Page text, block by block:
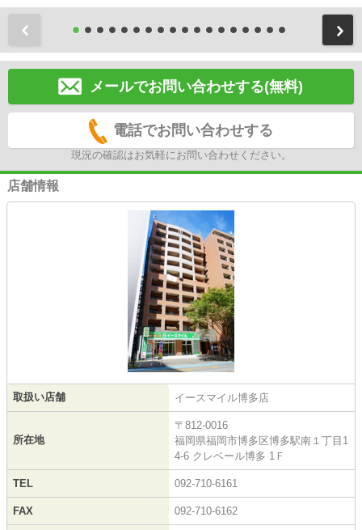
メールでお問い合わせする(無料)
電話でお問い合わせする
現況の確認はお気軽にお問い合わせください。
店舗情報
取扱い店舗 イースマイル博多店
所在地
〒812-0016
福岡県福岡市博多区博多駅南１丁目1
4-6 クレベール博多 1Ｆ
TEL 092-710-6161
FAX 092-710-6162